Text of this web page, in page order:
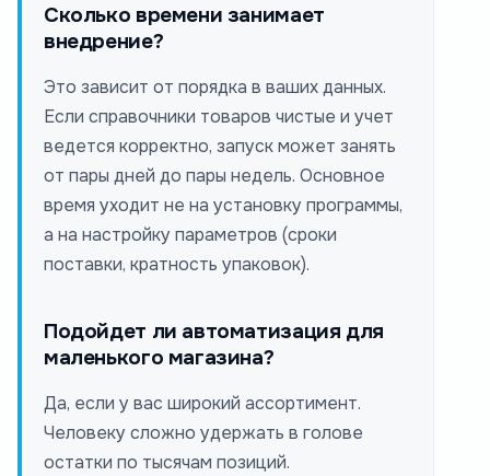
Сколько времени занимает
внедрение?
Это зависит от порядка в ваших данных.
Если справочники товаров чистые и учет
ведется корректно, запуск может занять
от пары дней до пары недель. Основное
время уходит не на установку программы,
а на настройку параметров (сроки
поставки, кратность упаковок).
Подойдет ли автоматизация для
маленького магазина?
Да, если у вас широкий ассортимент.
Человеку сложно удержать в голове
остатки по тысячам позиций.